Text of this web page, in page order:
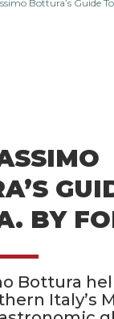
Bottura’s Guide
BY
Bottura
Italy’s